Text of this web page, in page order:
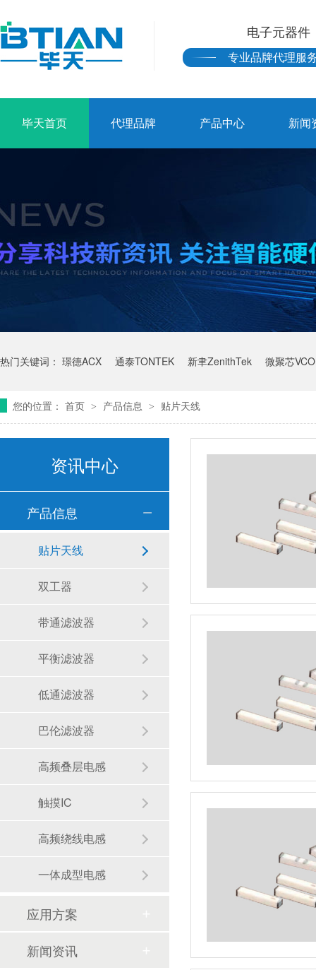
电子元器件
专业品牌代理服
毕天首页 代理品牌 产品中心 新闻
热门关键词： 璟德ACX 通泰TONTEK 新聿ZenithTek 微聚芯
您的位置： 首页 > 产品信息 > 贴片天线
资讯中心
产品信息
贴片天线
双工器
带通滤波器
平衡滤波器
低通滤波器
巴伦滤波器
高频叠层电感
触摸IC
高频绕线电感
一体成型电感
应用方案
新闻资讯